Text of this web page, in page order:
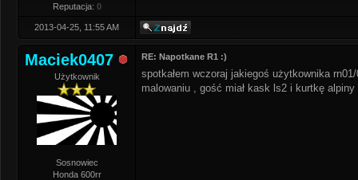
Reputacja: 0
2013-04-25, 11:55 AM
Maciek0407
Użytkownik
Sosnowiec
Honda 600rr
RE: Napotkane R1 :)
spotkałem wczoraj jakiegoś użytkownika
malowaniu , gość miał kask ls2 i kurtkę